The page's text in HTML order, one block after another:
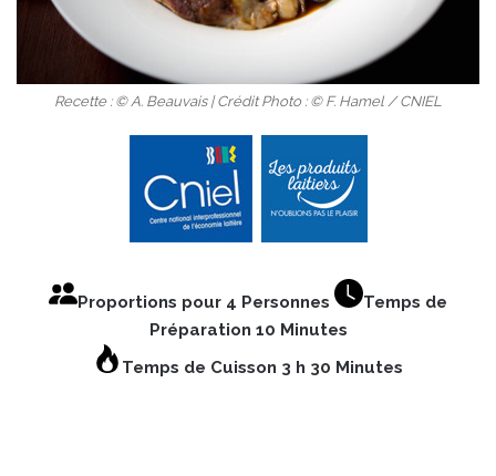
Recette : © A. Beauvais | Crédit Photo : © F. Hamel / CNIEL
Proportions pour 4 Personnes
Temps de
Préparation 10 Minutes
Temps de Cuisson 3 h 30 Minutes